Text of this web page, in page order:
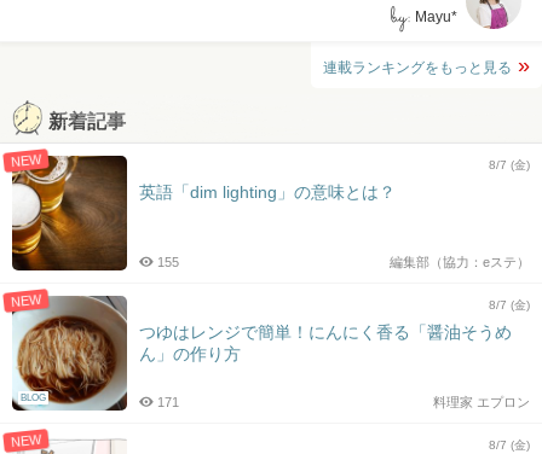
by: Mayu*
連載ランキングをもっと見る
新着記事
NEW 8/7 (金)
英語「dim lighting」の意味とは？
編集部（協力：eステ）
155
NEW
BLOG
8/7 (金)
つゆはレンジで簡単！にんにく香る「醤油そうめ
ん」の作り方
料理家 エプロン
171
NEW 8/7 (金)